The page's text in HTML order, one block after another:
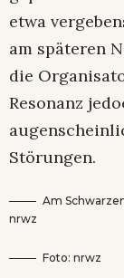
etwa
am späteren
die
Resonanz
Störungen.
Am
nrwz
Foto: nrwz